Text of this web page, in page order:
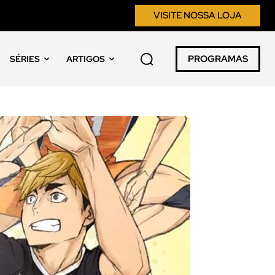
VISITE NOSSA LOJA
SÉRIES ARTIGOS PROGRAMAS